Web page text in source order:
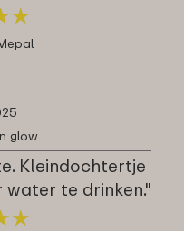
★
★
glow
Kleindochtertje
water te drinken."
★
★